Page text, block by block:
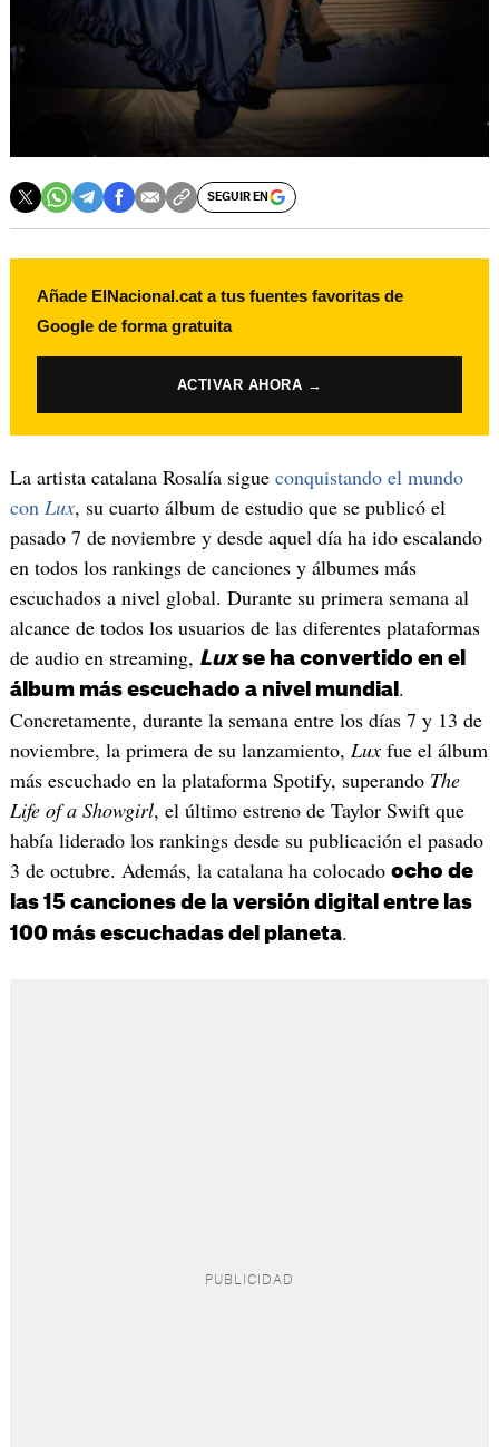
SEGUIR EN
Añade ElNacional.cat a tus fuentes favoritas de
Google de forma gratuita
ACTIVAR AHORA →
La artista catalana Rosalía sigue conquistando el mundo
con Lux, su cuarto álbum de estudio que se publicó el
pasado 7 de noviembre y desde aquel día ha ido escalando
en todos los rankings de canciones y álbumes más
escuchados a nivel global. Durante su primera semana al
alcance de todos los usuarios de las diferentes plataformas
de audio en streaming, Luxse ha convertido en el
álbum más escuchado a nivel mundial .
Concretamente, durante la semana entre los días 7 y 13 de
noviembre, la primera de su lanzamiento, Luxfue el álbum
más escuchado en la plataforma Spotify, superando The
Life of a Showgirl, el último estreno de Taylor Swift que
había liderado los rankings desde su publicación el pasado
3 de octubre. Además, la catalana ha colocado ocho de
las 15 canciones de la versión digital entre las
100 más escuchadas del planeta.